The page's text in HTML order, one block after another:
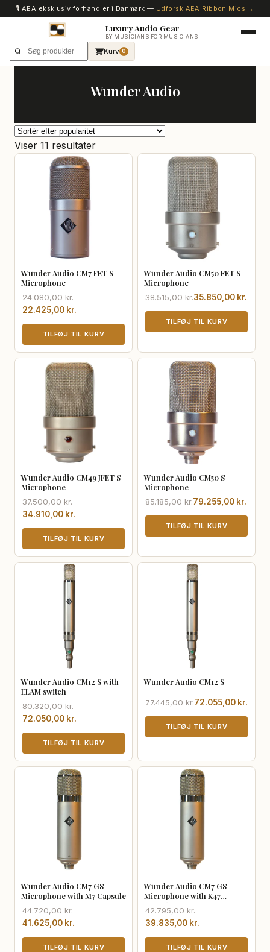
🎙️ AEA eksklusiv forhandler i Danmark — Udforsk AEA Ribbon Mics →
Luxury Audio Gear
BY MUSICIANS FOR MUSICIANS
Kurv 0
Wunder Audio
Viser 11 resultaterSorteret
Wunder Audio CM7 FET S
Microphone
24.080,00 kr.
Den
oprindelige
pris
24.080,00 kr..
22.425,00 kr.
Den
aktuelle
pris
22.425,00 kr..
TILFØJ TIL KURV
Wunder Audio CM50 FET S
Microphone
38.515,00 kr.
Den
oprindelige
var:
35.850,00 kr.
Den
aktuelle
er:
TILFØJ TIL KURV
Wunder Audio CM49 JFET S
Microphone
37.500,00 kr.
Den
oprindelige
pris
37.500,00 kr..
34.910,00 kr.
Den
aktuelle
pris
34.910,00 kr..
TILFØJ TIL KURV
Wunder Audio CM50 S
Microphone
85.185,00 kr.
Den
oprindelige
var:
79.255,00 kr.
Den
aktuelle
er:
TILFØJ TIL KURV
Wunder Audio CM12 S with
ELAM switch
80.320,00 kr.
Den
oprindelige
pris
80.320,00 kr..
72.050,00 kr.
Den
aktuelle
pris
72.050,00 kr..
TILFØJ TIL KURV
Wunder Audio CM12 S
77.445,00 kr.
Den
oprindelige
var:
72.055,00 kr.
Den
aktuelle
er:
TILFØJ TIL KURV
Wunder Audio CM7 GS
Microphone with M7 Capsule
44.720,00 kr.
Den
oprindelige
pris
41.625,00 kr.
Den
aktuelle
pris
TILFØJ TIL KURV
Wunder Audio CM7 GS
Microphone with K47
Capsule
42.795,00 kr.
Den
oprindelige
pris
39.835,00 kr.
Den
aktuelle
pris
TILFØJ TIL KURV